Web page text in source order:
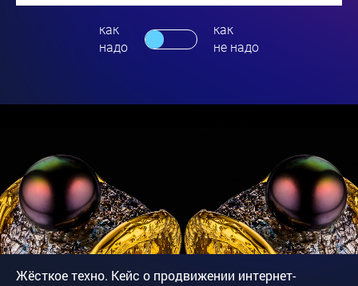
как
надо
как
не надо
Жёсткое техно. Кейс о продвижении интернет-